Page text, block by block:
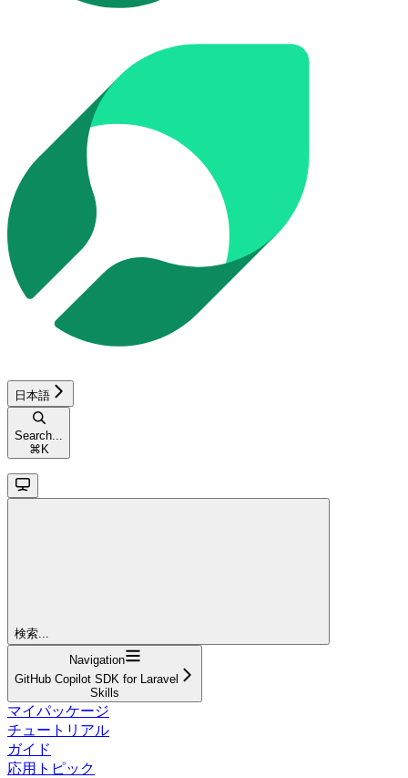
日本語
Search...
⌘ K
検索...
Navigation
GitHub Copilot SDK for Laravel
Skills
マイパッケージ
チュートリアル
ガイド
応用トピック